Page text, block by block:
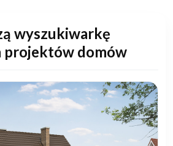
wyszukiwarkę
projektów domów